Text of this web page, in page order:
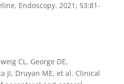
Endoscopy. 2021; 53:81-
CL, George DE,
JI, Druyan ME, et al. Clinical